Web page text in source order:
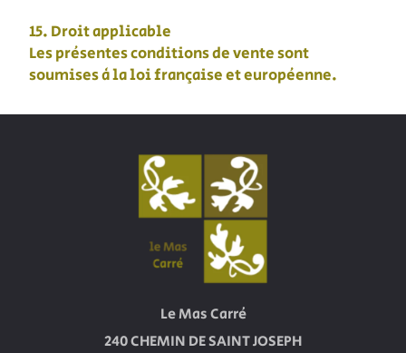
15. Droit applicable
Les présentes conditions de vente sont
soumises à la loi française et européenne.
Le Mas Carré
240 CHEMIN DE SAINT JOSEPH